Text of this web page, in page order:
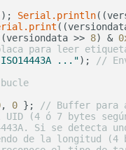
); Serial .println
.print
>> 8) &
para leer
...");
//
, 0 };
// Buffer para
(4 ó 7 bytes
Si se detecta
de la longitud (4